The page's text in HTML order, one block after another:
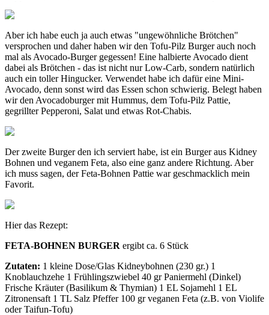
Aber ich habe euch ja auch etwas "ungewöhnliche Brötchen"
versprochen und daher haben wir den Tofu-Pilz Burger auch noch
mal als Avocado-Burger gegessen! Eine halbierte Avocado dient
dabei als Brötchen - das ist nicht nur Low-Carb, sondern natürlich
auch ein toller Hingucker. Verwendet habe ich dafür eine Mini-
Avocado, denn sonst wird das Essen schon schwierig. Belegt haben
wir den Avocadoburger mit Hummus, dem Tofu-Pilz Pattie,
gegrillter Pepperoni, Salat und etwas Rot-Chabis.
Der zweite Burger den ich serviert habe, ist ein Burger aus Kidney
Bohnen und veganem Feta, also eine ganz andere Richtung. Aber
ich muss sagen, der Feta-Bohnen Pattie war geschmacklich mein
Favorit.
Hier das Rezept:
FETA-BOHNEN BURGER ergibt ca. 6 Stück
Zutaten: 1 kleine Dose/Glas Kidneybohnen (230 gr.) 1
Knoblauchzehe 1 Frühlingszwiebel 40 gr Paniermehl (Dinkel)
Frische Kräuter (Basilikum & Thymian) 1 EL Sojamehl 1 EL
Zitronensaft 1 TL Salz Pfeffer 100 gr veganen Feta (z.B. von Violife
oder Taifun-Tofu)